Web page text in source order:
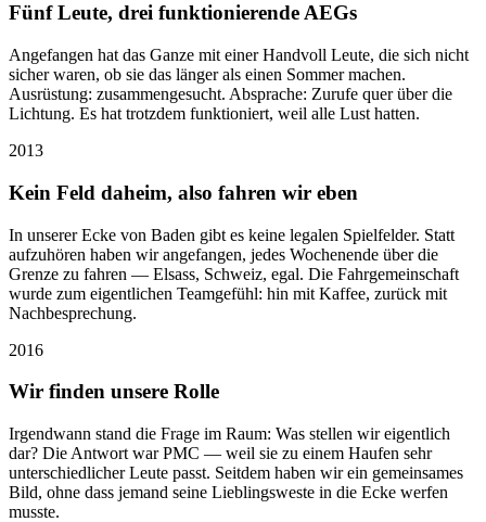
Fünf Leute, drei funktionierende AEGs
Angefangen hat das Ganze mit einer Handvoll Leute, die sich nicht
sicher waren, ob sie das länger als einen Sommer machen.
Ausrüstung: zusammengesucht. Absprache: Zurufe quer über die
Lichtung. Es hat trotzdem funktioniert, weil alle Lust hatten.
2013
Kein Feld daheim, also fahren wir eben
In unserer Ecke von Baden gibt es keine legalen Spielfelder. Statt
aufzuhören haben wir angefangen, jedes Wochenende über die
Grenze zu fahren — Elsass, Schweiz, egal. Die Fahrgemeinschaft
wurde zum eigentlichen Teamgefühl: hin mit Kaffee, zurück mit
Nachbesprechung.
2016
Wir finden unsere Rolle
Irgendwann stand die Frage im Raum: Was stellen wir eigentlich
dar? Die Antwort war PMC — weil sie zu einem Haufen sehr
unterschiedlicher Leute passt. Seitdem haben wir ein gemeinsames
Bild, ohne dass jemand seine Lieblingsweste in die Ecke werfen
musste.